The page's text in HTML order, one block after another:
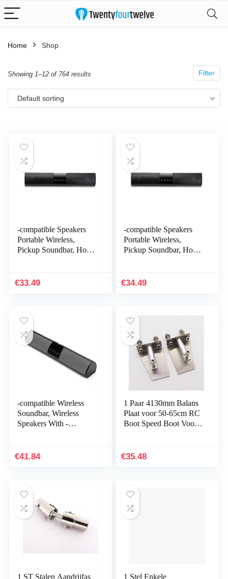
Home Shop
Filter
Showing 1–12 of 764 results
Default sorting
-compatible Speakers
Portable Wireless,
Pickup Soundbar, Home
compatible 5.0 Deep
€33.49
-compatible Speakers
Portable Wireless,
Pickup Soundbar, Home
compatible 5.0 Deep
€34.49
-compatible Wireless
Soundbar, Wireless
Speakers With -
Support U-Disk TF…
€41.84
1 Paar 4130mm Balans
Plaat voor 50-65cm RC
Boot Speed Boot Voor
Accessoires…
€35.48
1 ST Stalen Aandrijfas
1 Stel Enkele